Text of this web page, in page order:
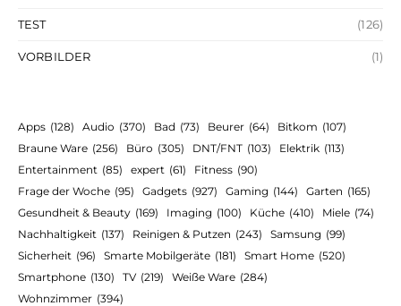
TEST (126)
VORBILDER (1)
Apps (128) Audio (370) Bad (73) Beurer (64) Bitkom (107)
Braune Ware (256) Büro (305) DNT/FNT (103) Elektrik (113)
Entertainment (85) expert (61) Fitness (90)
Frage der Woche (95) Gadgets (927) Gaming (144) Garten (165)
Gesundheit & Beauty (169) Imaging (100) Küche (410) Miele (74)
Nachhaltigkeit (137) Reinigen & Putzen (243) Samsung (99)
Sicherheit (96) Smarte Mobilgeräte (181) Smart Home (520)
Smartphone (130) TV (219) Weiße Ware (284)
Wohnzimmer (394)